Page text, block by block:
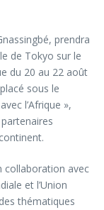
prendra
de Tokyo sur le
du 20 au 22 août
sous le
l’Afrique »,
collaboration avec
et l’Union
thématiques